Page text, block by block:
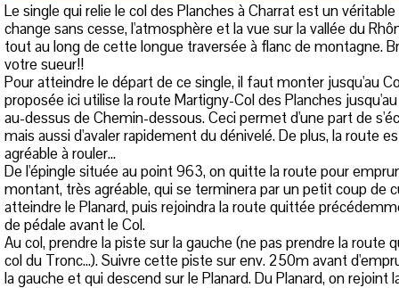
Le single qui relie le col des Planches à Charrat est un
change sans cesse, l'atmosphère et la vue sur la vallée du
tout au long de cette longue traversée à flanc de montagne.
votre sueur!!
Pour atteindre le départ de ce single, il faut monter jusqu'au
proposée ici utilise la route Martigny-Col des Planches
au-dessus de Chemin-dessous. Ceci permet d'une part de
mais aussi d'avaler rapidement du dénivelé. De plus, la route
agréable à rouler...
De l'épingle située au point 963, on quitte la route pour
montant, très agréable, qui se terminera par un petit coup de
atteindre le Planard, puis rejoindra la route quittée
de pédale avant le Col.
Au col, prendre la piste sur la gauche (ne pas prendre la route
col du Tronc...). Suivre cette piste sur env. 250m avant
la gauche et qui descend sur le Planard. Du Planard, on rejoint